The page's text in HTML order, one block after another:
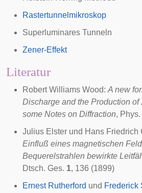
Rastertunnelmikroskop
Superluminares Tunneln
Zener-Effekt
Literatur
Robert Williams Wood: A new
Discharge and the Production of
some Notes on Diffraction,
Julius Elster und Hans Friedrich
Einfluß eines magnetischen
Bequerelstrahlen bewirkte
Dtsch. Ges. 1, 136 (1899)
Ernest Rutherford und Frederick